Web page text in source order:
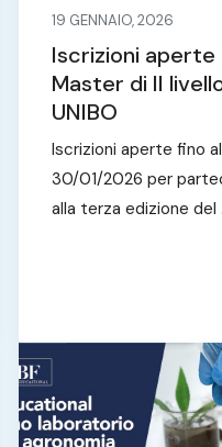
19 GENNAIO, 2026
Iscrizioni aperte
Master di II
UNIBO
Iscrizioni aperte fino al
30/01/2026 per
alla terza edizione del